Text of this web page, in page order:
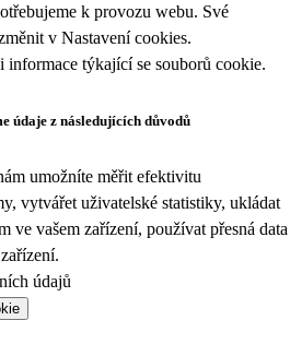
k provozu webu. Své
v Nastavení cookies.
informace týkající se souborů cookie.
údaje z následujících důvodů
umožníte měřit efektivitu
vytvářet uživatelské statistiky, ukládat
ve vašem zařízení, používat přesná data
údajů